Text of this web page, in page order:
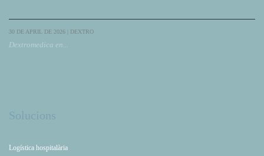
30 DE APRIL DE 2026 | DEXTRO
Dextromedica en...
Logística hospitalària